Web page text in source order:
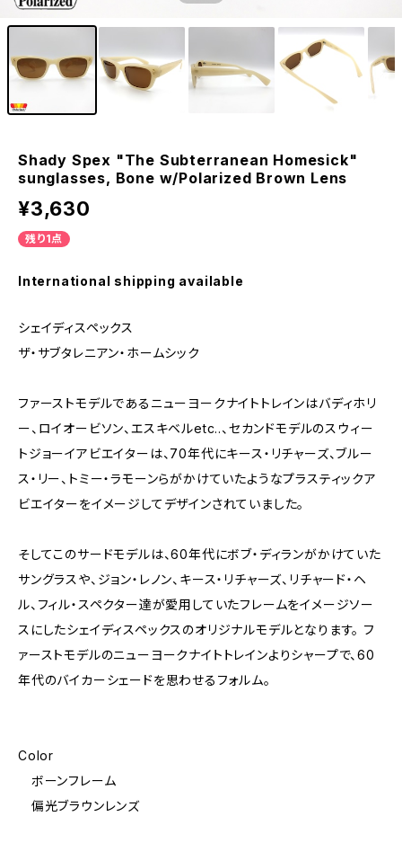
Shady Spex "The Subterranean Homesick"
sunglasses, Bone w/Polarized Brown Lens
¥3,630
残り1点
International shipping available
シェイディスペックス
ザ・サブタレニアン・ホームシック
ファーストモデルであるニューヨークナイトトレインはバディホリ
ー、ロイオービソン、エスキベルetc..、セカンドモデルのスウィー
トジョーイアビエイターは、70年代にキース・リチャーズ、ブルー
ス・リー、トミー・ラモーンらがかけていたようなプラスティックア
ビエイターをイメージしてデザインされていました。
そしてこのサードモデルは、60年代にボブ・ディランがかけていた
サングラスや、ジョン・レノン、キース・リチャーズ、リチャード・ヘ
ル、フィル・スペクター達が愛用していたフレームをイメージソー
スにしたシェイディスペックスのオリジナルモデルとなります。 フ
ァーストモデルのニューヨークナイトトレインよりシャープで、60
年代のバイカーシェードを思わせるフォルム。
Color
ボーンフレーム
偏光ブラウンレンズ